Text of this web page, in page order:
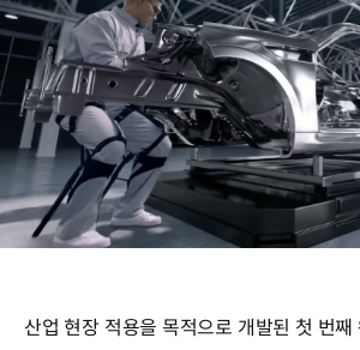
산업 현장 적용을 목적으로 개발된 첫 번